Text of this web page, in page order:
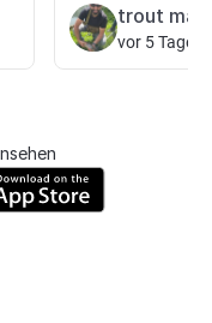
trout
vor 5 Tagen